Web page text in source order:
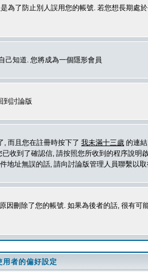
了防止別人誤用您的帳號. 若您想長期處
己知道. 您將成為一個隱形會員
到討論版
, 而且您在註冊時按下了 我未滿十三歲 的連
到了確認信, 請按照您所收到的程序說
地址無誤的話, 請向討論版管理人員聯繫以
刪除了您的帳號. 如果為後者的話, 很有
用者的偏好設定